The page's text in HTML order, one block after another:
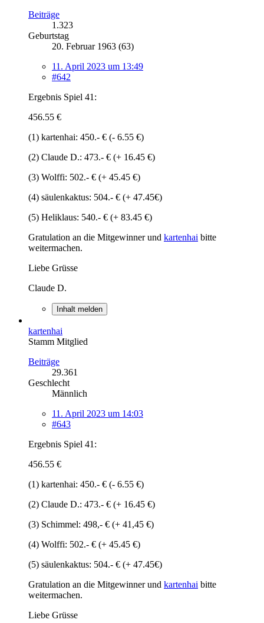
Beiträge
1.323
Geburtstag
20. Februar 1963 (63)
11. April 2023 um 13:49
#642
Ergebnis Spiel 41:
456.55 €
(1) kartenhai: 450.- € (- 6.55 €)
(2) Claude D.: 473.- € (+ 16.45 €)
(3) Wolffi: 502.- € (+ 45.45 €)
(4) säulenkaktus: 504.- € (+ 47.45€)
(5) Heliklaus: 540.- € (+ 83.45 €)
Gratulation an die Mitgewinner und kartenhai bitte
weitermachen.
Liebe Grüsse
Claude D.
Inhalt melden
kartenhai
Stamm Mitglied
Beiträge
29.361
Geschlecht
Männlich
11. April 2023 um 14:03
#643
Ergebnis Spiel 41:
456.55 €
(1) kartenhai: 450.- € (- 6.55 €)
(2) Claude D.: 473.- € (+ 16.45 €)
(3) Schimmel: 498,- € (+ 41,45 €)
(4) Wolffi: 502.- € (+ 45.45 €)
(5) säulenkaktus: 504.- € (+ 47.45€)
Gratulation an die Mitgewinner und kartenhai bitte
weitermachen.
Liebe Grüsse